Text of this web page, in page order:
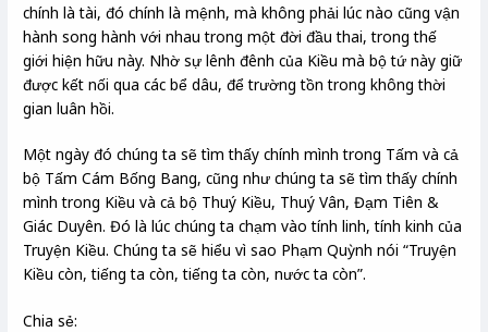
chính là tài, đó chính là mệnh, mà không phải lúc nào cũng vận
hành song hành với nhau trong một đời đầu thai, trong thế
giới hiện hữu này. Nhờ sự lênh đênh của Kiều mà bộ tứ này giữ
được kết nối qua các bể dâu, để trường tồn trong không thời
gian luân hồi.
Một ngày đó chúng ta sẽ tìm thấy chính mình trong Tấm và cả
bộ Tấm Cám Bống Bang, cũng như chúng ta sẽ tìm thấy chính
mình trong Kiều và cả bộ Thuý Kiều, Thuý Vân, Đạm Tiên &
Giác Duyên. Đó là lúc chúng ta chạm vào tính linh, tính kinh của
Truyện Kiều. Chúng ta sẽ hiểu vì sao Phạm Quỳnh nói “Truyện
Kiều còn, tiếng ta còn, tiếng ta còn, nước ta còn”.
Chia sẻ: